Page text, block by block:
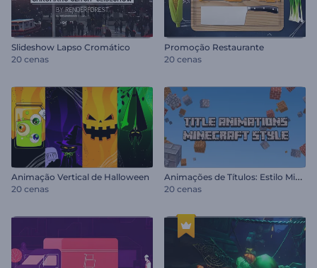
Slideshow Lapso Cromático
20 cenas
Promoção Restaurante
20 cenas
Animação Vertical de Halloween
20 cenas
A
nimações de Títulos: Estilo Minecraft
20 cenas